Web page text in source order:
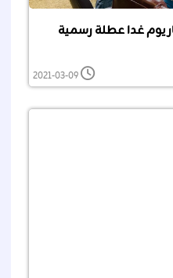
يوم غدا عطلة رسمية
2021-03-09